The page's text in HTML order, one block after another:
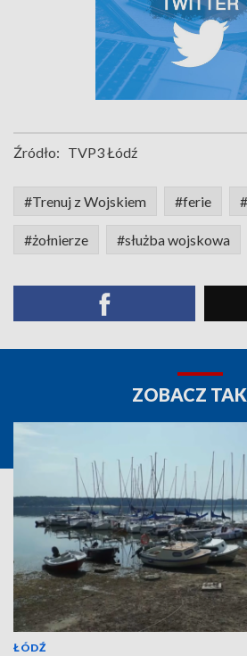
Źródło: TVP3 Łódź
#Trenuj z Wojskiem #ferie
#żołnierze #służba wojskowa
ZOBACZ
ŁÓDŹ